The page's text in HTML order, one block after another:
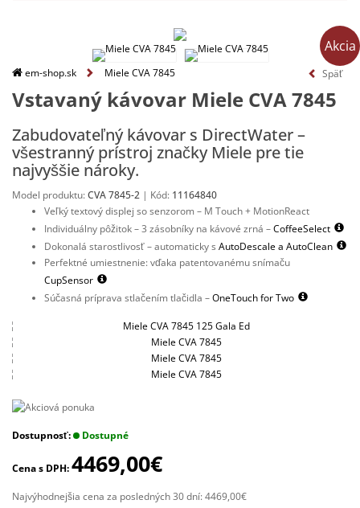
Akcia
em-shop.sk Miele CVA 7845
Vstavaný kávovar Miele CVA 7845
Zabudovateľný kávovar s DirectWater –
všestranný prístroj značky Miele pre tie
najvyššie nároky.
Model produktu:CVA 7845-2 | Kód: 11164840
Veľký textový displej so senzorom – M Touch + MotionReact
Individuálny pôžitok – 3 zásobníky na kávové zrná –CoffeeSelect
Dokonalá starostlivosť – automaticky s AutoDescale a AutoClean
Perfektné umiestnenie: vďaka patentovanému snímaču
CupSensor
Súčasná príprava stlačením tlačidla –OneTouch for Two
Dostupnosť: Dostupné
Cena s DPH:4469,00€
Najvýhodnejšia cena za posledných 30 dní: 4469,00€